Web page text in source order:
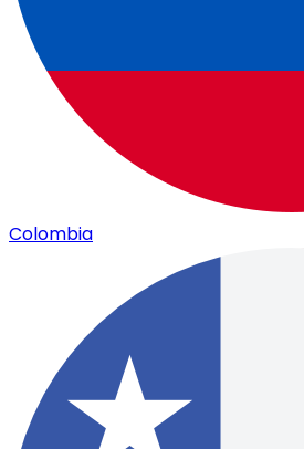
Colombia